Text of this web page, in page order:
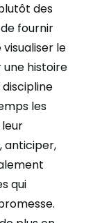
des
fournir
le
une histoire
les
anticiper,
qui